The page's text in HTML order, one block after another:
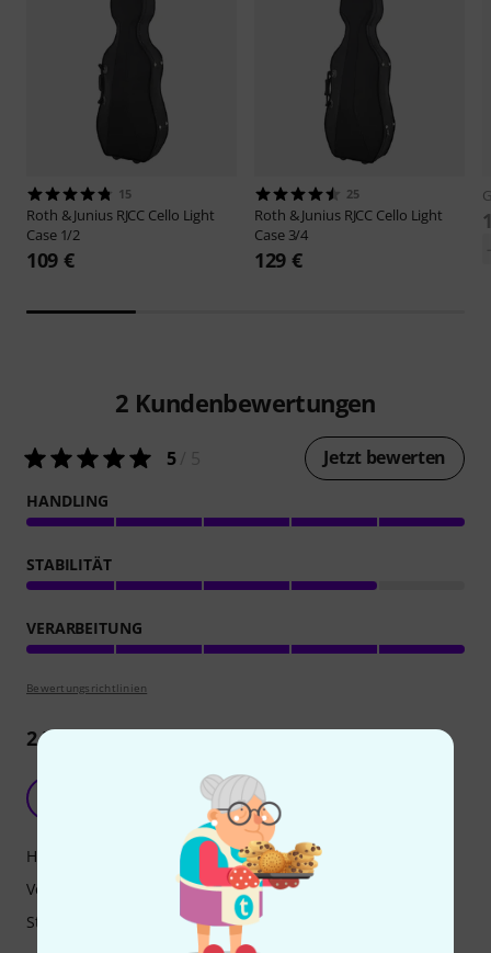
15
Roth & Junius RJCC Cello Light
Case 1/2
109 €
25
Roth & Junius RJCC Cello Light
Case 3/4
129 €
2 Kundenbewertungen
5/ 5 Jetzt bewerten
HANDLING
STABILITÄT
VERARBEITUNG
Bewertungsrichtlinien
2Rezensionen
Sehr gute und preiswerte Tasche
Cello13 27.10.2025
Handling
Verarbeitung
Stabilität